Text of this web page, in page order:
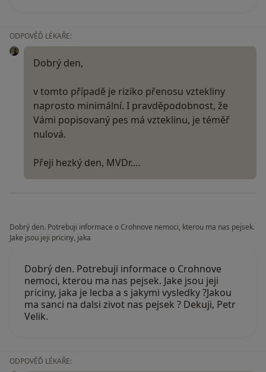
ODPOVĚĎ LÉKAŘE:
Dobrý den,
v tomto případě je riziko přenosu vztekliny
naprosto minimální. I pravděpodobnost, že
Vámi popisovaný pes má vzteklinu, je téměř
nulová.
Přeji hezký den, MVDr.…
Dobrý den. Potrebuji informace o Crohnove nemoci, kterou ma nas pejsek.
Jake jsou jeji priciny, jaka
Dobrý den. Potrebuji informace o Crohnove
nemoci, kterou ma nas pejsek. Jake jsou jeji
priciny, jaka je lecba a s jakymi vysledky ?Jakou
ma sanci na dalsi zivot nas pejsek ? Dekuji, Petr
Velik.
ODPOVĚĎ LÉKAŘE: